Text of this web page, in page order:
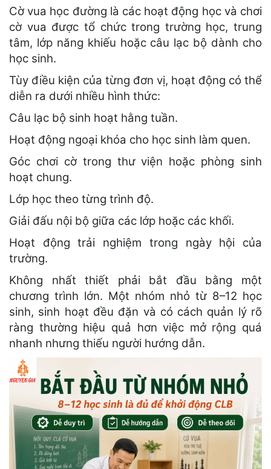
Cờ vua học đường là các hoạt động học và chơi
cờ vua được tổ chức trong trường học, trung
tâm, lớp năng khiếu hoặc câu lạc bộ dành cho
học sinh.
Tùy điều kiện của từng đơn vị, hoạt động có thể
diễn ra dưới nhiều hình thức:
Câu lạc bộ sinh hoạt hằng tuần.
Hoạt động ngoại khóa cho học sinh làm quen.
Góc chơi cờ trong thư viện hoặc phòng sinh
hoạt chung.
Lớp học theo từng trình độ.
Giải đấu nội bộ giữa các lớp hoặc các khối.
Hoạt động trải nghiệm trong ngày hội của
trường.
Không nhất thiết phải bắt đầu bằng một
chương trình lớn. Một nhóm nhỏ từ 8–12 học
sinh, sinh hoạt đều đặn và có cách quản lý rõ
ràng thường hiệu quả hơn việc mở rộng quá
nhanh nhưng thiếu người hướng dẫn.